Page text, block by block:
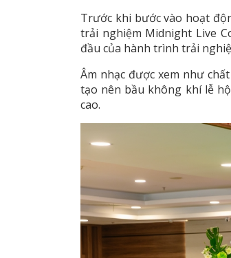
Trước khi bước vào hoạt
trải nghiệm Midnight Live
đầu của hành trình trải
Âm nhạc được xem như
tạo nên bầu không khí lễ
cao.